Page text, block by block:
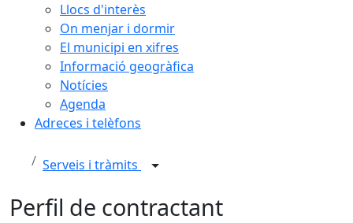
Llocs d'interès
On menjar i dormir
El municipi en xifres
Informació geogràfica
Notícies
Agenda
Adreces i telèfons
Serveis i tràmits
Perfil de contractant